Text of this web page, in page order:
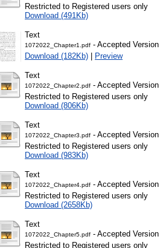
Restricted to Registered users only
Download (491Kb)
Text
1072022_Chapter1.pdf - Accepted Version
Download (182Kb) | Preview
Text
1072022_Chapter2.pdf - Accepted Version
Restricted to Registered users only
Download (806Kb)
Text
1072022_Chapter3.pdf - Accepted Version
Restricted to Registered users only
Download (983Kb)
Text
1072022_Chapter4.pdf - Accepted Version
Restricted to Registered users only
Download (2658Kb)
Text
1072022_Chapter5.pdf - Accepted Version
Restricted to Registered users only